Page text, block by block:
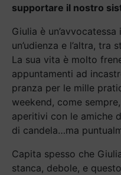
supportare il nostro
Giulia è
un’udienza e l’altra, tra
La sua vita è molto
appuntamenti ad
pranza per le mille
weekend, come
aperitivi con le amiche
di candela…ma
Capita spesso che
stanca, debole, e